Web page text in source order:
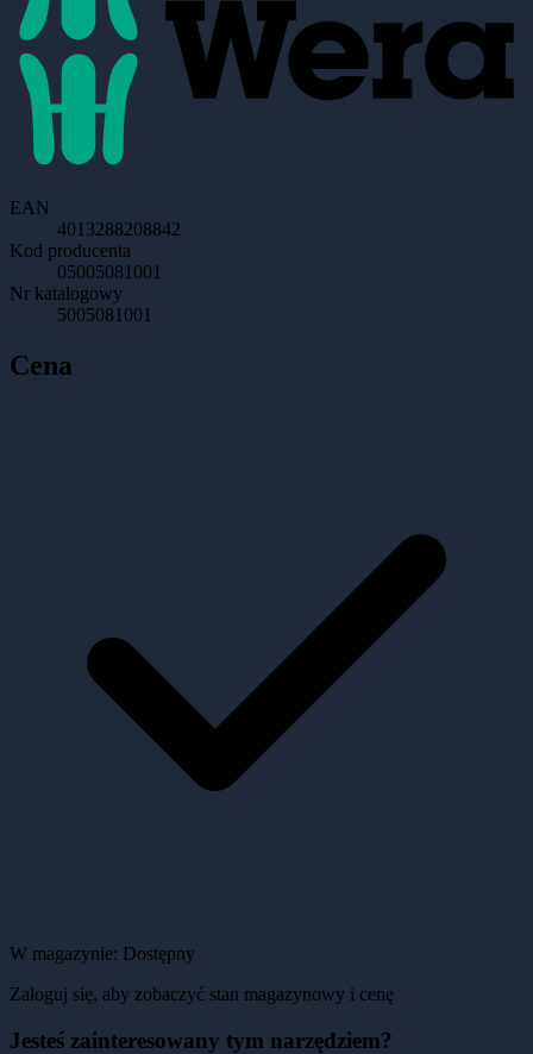
EAN
4013288208842
Kod producenta
05005081001
Nr katalogowy
5005081001
Cena
W magazynie: Dostępny
Zaloguj się, aby zobaczyć stan magazynowy i cenę
Jesteś zainteresowany tym narzędziem?